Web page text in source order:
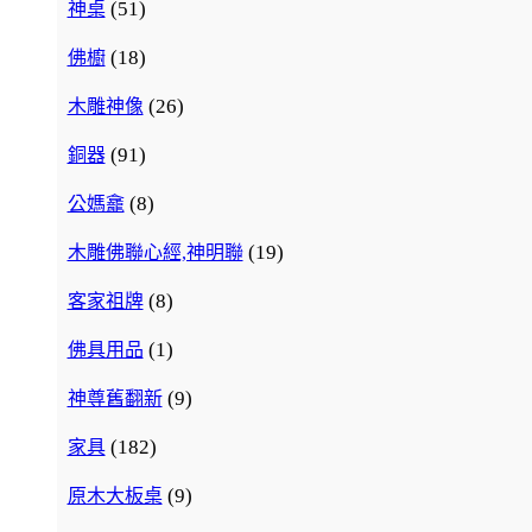
神桌 (51)
佛櫥 (18)
木雕神像 (26)
銅器 (91)
公媽龕 (8)
木雕佛聯心經,神明聯 (19)
客家祖牌 (8)
佛具用品 (1)
神尊舊翻新 (9)
家具 (182)
原木大板桌 (9)